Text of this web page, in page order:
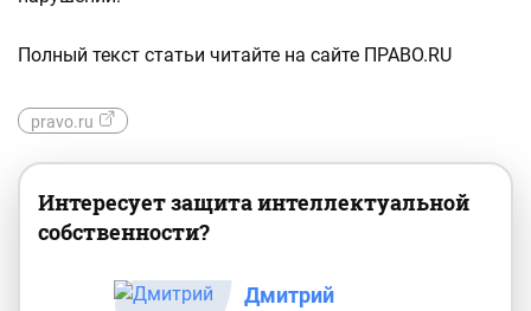
Полный текст статьи читайте на сайте ПРАВО.RU
pravo.ru
Интересует защита интеллектуальной
собственности?
Дмитрий